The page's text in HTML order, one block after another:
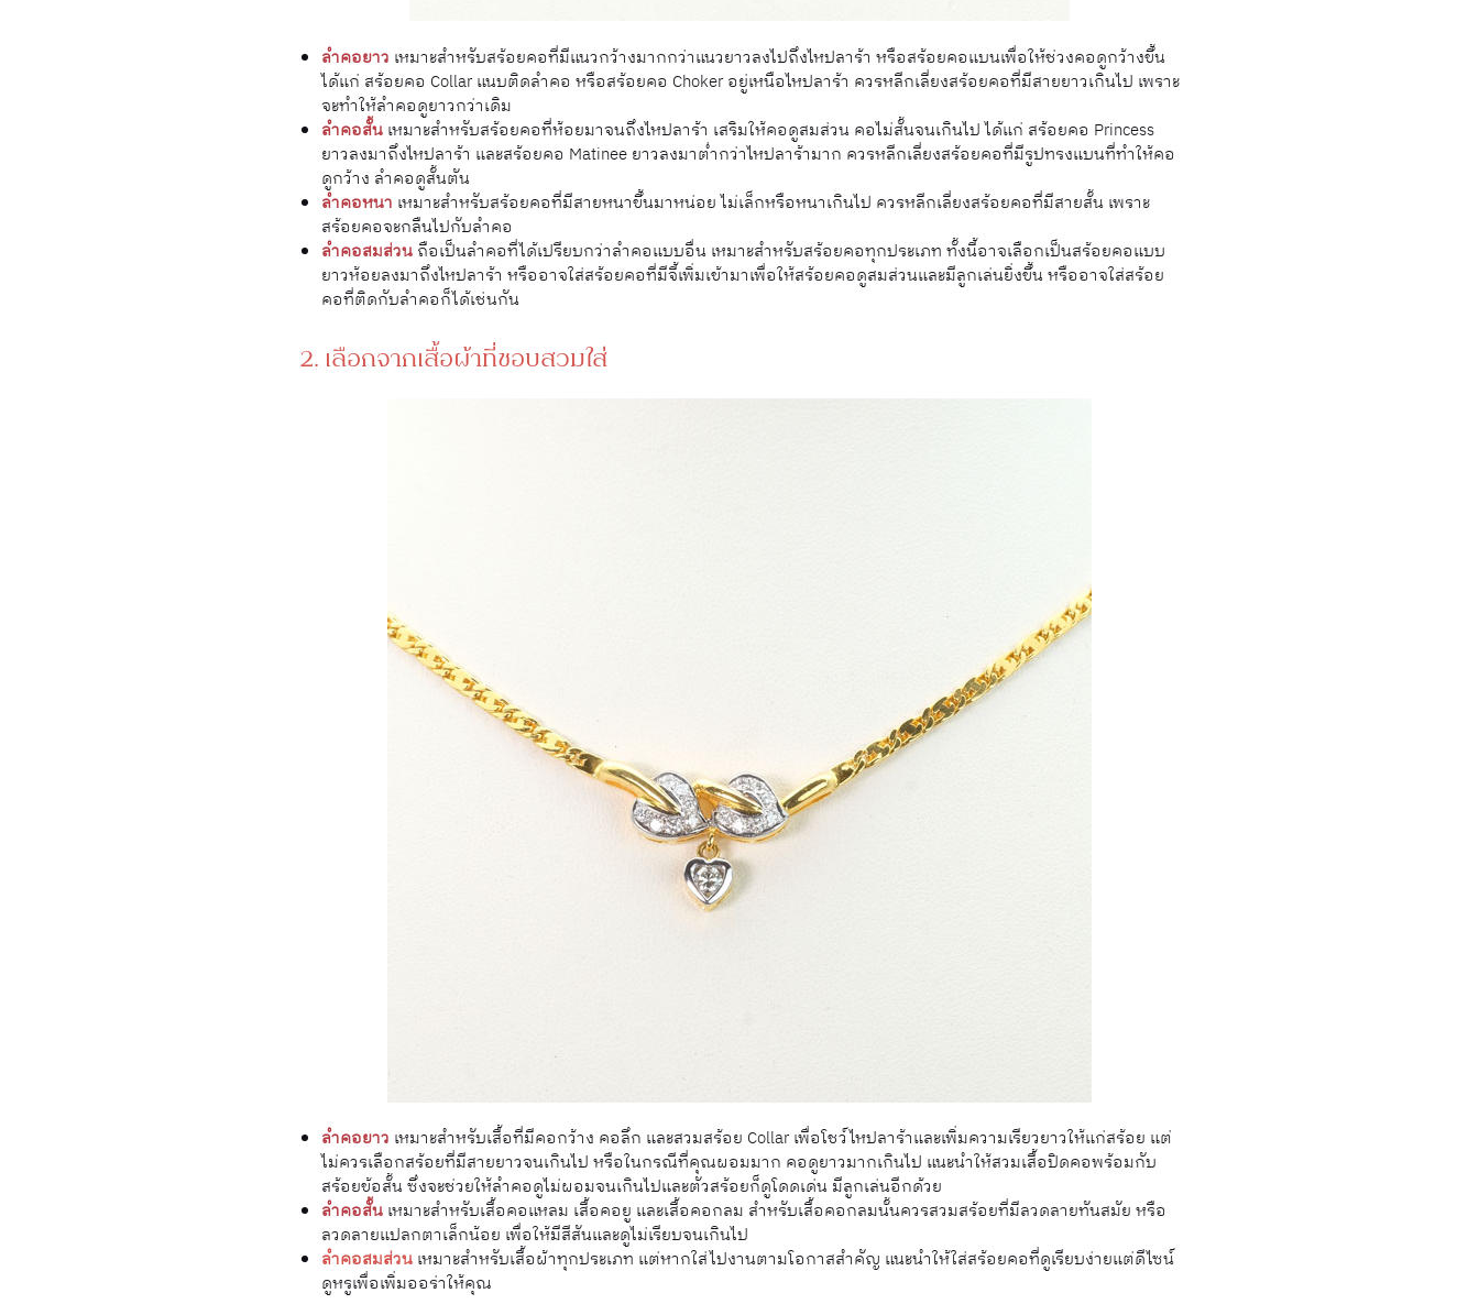
ลำคอยาว เหมาะสำหรับสร้อยคอที่มีแนวกว้างมากกว่าแนวยาวลงไปถึงไหปลาร้า หรือสร้อยคอแบนเพื่อให้ช่วงคอดูกว้างขึ้น
ได้แก่ สร้อยคอ Collar แนบติดลำคอ หรือสร้อยคอ Choker อยู่เหนือไหปลาร้า ควรหลีกเลี่ยงสร้อยคอที่มีสายยาวเกินไป เพราะ
จะทำให้ลำคอดูยาวกว่าเดิม
ลำคอสั้น เหมาะสำหรับสร้อยคอที่ห้อยมาจนถึงไหปลาร้า เสริมให้คอดูสมส่วน คอไม่สั้นจนเกินไป ได้แก่ สร้อยคอ Princess
ยาวลงมาถึงไหปลาร้า และสร้อยคอ Matinee ยาวลงมาต่ำกว่าไหปลาร้ามาก ควรหลีกเลี่ยงสร้อยคอที่มีรูปทรงแบนที่ทำให้คอ
ดูกว้าง ลำคอดูสั้นตัน
ลำคอหนา เหมาะสำหรับสร้อยคอที่มีสายหนาขึ้นมาหน่อย ไม่เล็กหรือหนาเกินไป ควรหลีกเลี่ยงสร้อยคอที่มีสายสั้น เพราะ
สร้อยคอจะกลืนไปกับลำคอ
ลำคอสมส่วน ถือเป็นลำคอที่ได้เปรียบกว่าลำคอแบบอื่น เหมาะสำหรับสร้อยคอทุกประเภท ทั้งนี้อาจเลือกเป็นสร้อยคอแบบ
ยาวห้อยลงมาถึงไหปลาร้า หรืออาจใส่สร้อยคอที่มีจี้เพิ่มเข้ามาเพื่อให้สร้อยคอดูสมส่วนและมีลูกเล่นยิ่งขึ้น หรืออาจใส่สร้อย
คอที่ติดกับลำคอก็ได้เช่นกัน
2. เลือกจากเสื้อผ้าที่ชอบสวมใส่
ลำคอยาว เหมาะสำหรับเสื้อที่มีคอกว้าง คอลึก และสวมสร้อย Collar เพื่อโชว์ไหปลาร้าและเพิ่มความเรียวยาวให้แก่สร้อย แต่
ไม่ควรเลือกสร้อยที่มีสายยาวจนเกินไป หรือในกรณีที่คุณผอมมาก คอดูยาวมากเกินไป แนะนำให้สวมเสื้อปิดคอพร้อมกับ
สร้อยข้อสั้น ซึ่งจะช่วยให้ลำคอดูไม่ผอมจนเกินไปและตัวสร้อยก็ดูโดดเด่น มีลูกเล่นอีกด้วย
ลำคอสั้น เหมาะสำหรับเสื้อคอแหลม เสื้อคอยู และเสื้อคอกลม สำหรับเสื้อคอกลมนั้นควรสวมสร้อยที่มีลวดลายทันสมัย หรือ
ลวดลายแปลกตาเล็กน้อย เพื่อให้มีสีสันและดูไม่เรียบจนเกินไป
ลำคอสมส่วน เหมาะสำหรับเสื้อผ้าทุกประเภท แต่หากใส่ไปงานตามโอกาสสำคัญ แนะนำให้ใส่สร้อยคอที่ดูเรียบง่ายแต่ดีไซน์
ดูหรูเพื่อเพิ่มออร่าให้คุณ